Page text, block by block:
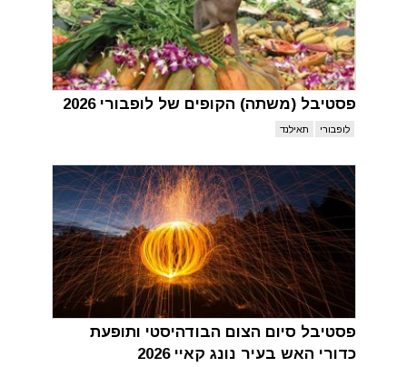
פסטיבל (משתה) הקופים של לופבורי 2026
לופבורי תאילנד
פסטיבל סיום הצום הבודהיסטי ותופעת
כדורי האש בעיר נונג קאיי 2026